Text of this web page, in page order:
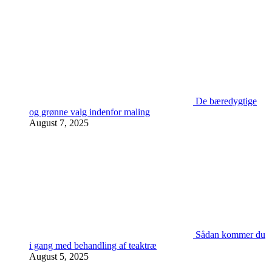
De bæredygtige
og grønne valg indenfor maling
August 7, 2025
Sådan kommer du
i gang med behandling af teaktræ
August 5, 2025